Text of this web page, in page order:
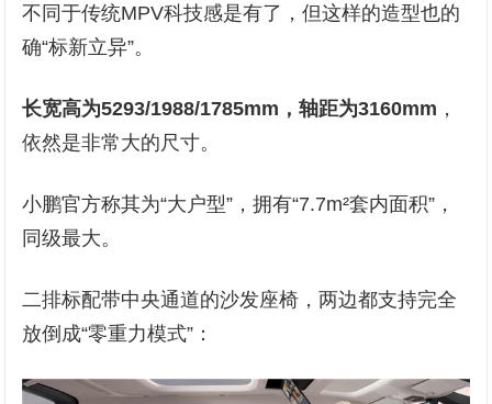
不同于传统MPV科技感是有了，但这样的造型也的
确“标新立异”。
长宽高为5293/1988/1785mm，轴距为3160mm ，
依然是非常大的尺寸。
小鹏官方称其为“大户型”，拥有“7.7m²套内面积”，
同级最大。
二排标配带中央通道的沙发座椅，两边都支持完全
放倒成“零重力模式”：